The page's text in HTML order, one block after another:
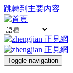
跳轉到主要內容
Toggle navigation